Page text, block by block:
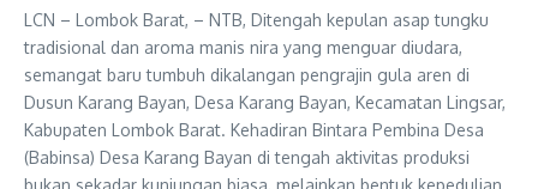
LCN – Lombok Barat, – NTB, Ditengah kepulan asap tungku
tradisional dan aroma manis nira yang menguar diudara,
semangat baru tumbuh dikalangan pengrajin gula aren di
Dusun Karang Bayan, Desa Karang Bayan, Kecamatan Lingsar,
Kabupaten Lombok Barat. Kehadiran Bintara Pembina Desa
(Babinsa) Desa Karang Bayan di tengah aktivitas produksi
bukan sekadar kunjungan biasa, melainkan bentuk kepedulian